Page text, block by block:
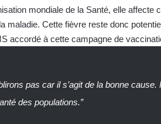
mondiale de la Santé, elle
maladie. Cette fièvre reste donc
accordé à cette campagne de
pas car il s’agit de la bonne
des populations.”